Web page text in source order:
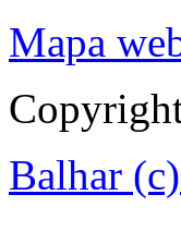
Mapa
Balhar